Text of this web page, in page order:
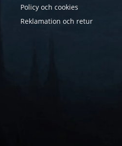
Policy och cookies
Reklamation och retur